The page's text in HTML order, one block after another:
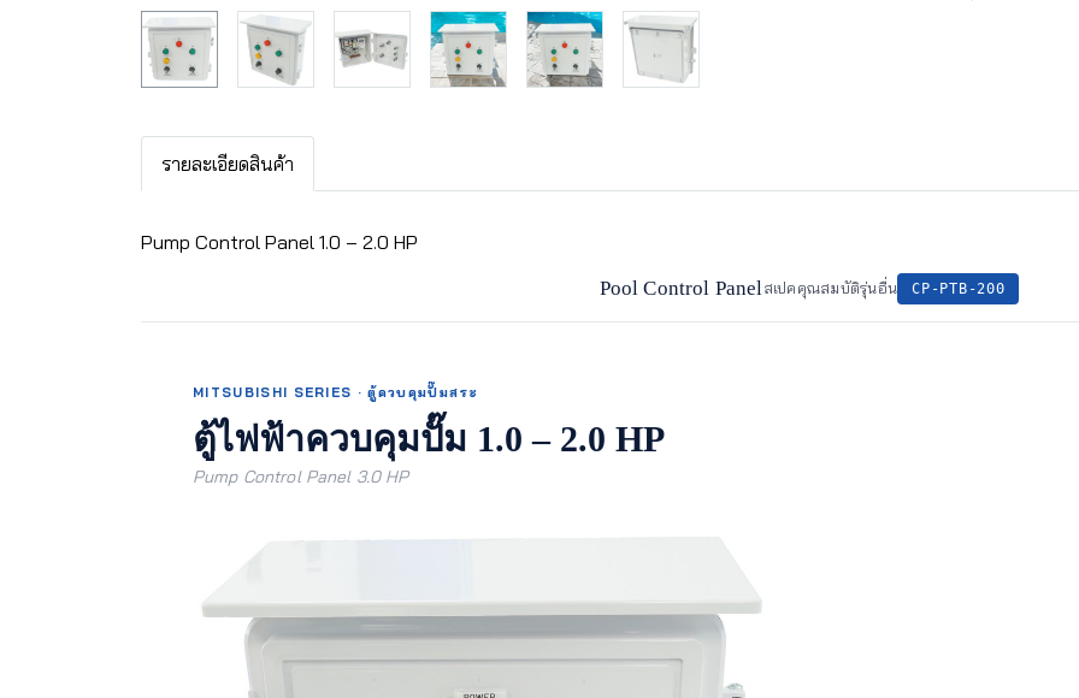
รายละเอียดสินค้า
Pump Control Panel 1.0 – 2.0 HP
Pool Control Panelสเปคคุณสมบัติรุ่นอื่น CP-PTB-200
MITSUBISHI SERIES · ตู้ควบคุมปั๊มสระ
ตู้ไฟฟ้าควบคุมปั๊ม 1.0 – 2.0 HP
Pump Control Panel 3.0 HP